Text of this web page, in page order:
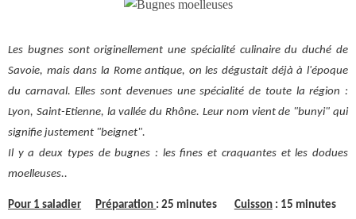
Les bugnes sont originellement une spécialité culinaire du duché de
Savoie, mais dans la Rome antique, on les dégustait déjà à l'époque
du carnaval. Elles sont devenues une spécialité de toute la région :
Lyon, Saint-Etienne, la vallée du Rhône. Leur nom vient de "bunyi" qui
signifie justement "beignet".
Il y a deux types de bugnes : les fines et craquantes et les dodues
moelleuses..
Pour 1 saladier Préparation : 25 minutes Cuisson: 15 minutes